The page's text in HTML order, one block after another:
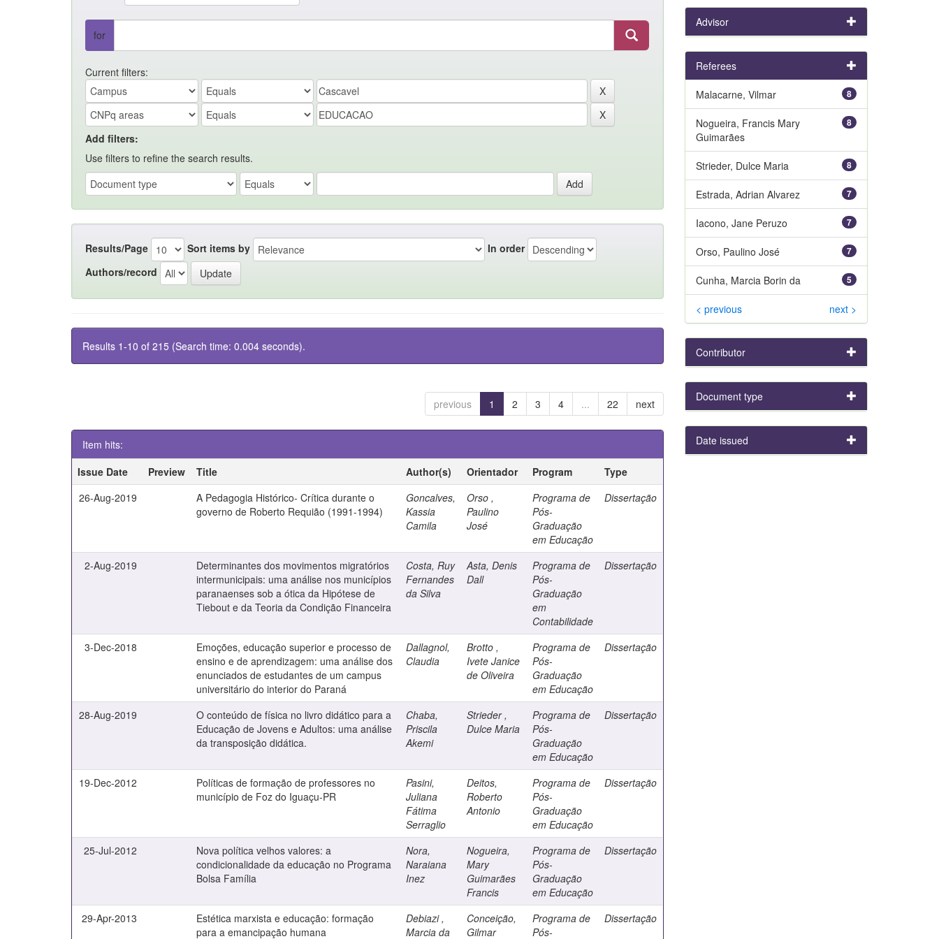
for
Current filters:
Add filters:
Use filters to refine the search results.
Results/Page Sort items by
In order
Authors/record
Results 1-10 of 215 (Search time: 0.004 seconds).
previous 1 2 3 4 ... 22 next
Item hits:
Issue Date
Preview Title Author(s) Orientador Program
Type
26-Aug-2019
A Pedagogia Histórico- Crítica durante o
governo de Roberto Requião (1991-1994)
Goncalves,
Kassia
Camila
Orso ,
Paulino
José
Programa de
Pós-
Graduação
em Educação
Dissertação
2-Aug-2019
Determinantes dos movimentos migratórios
intermunicipais: uma análise nos municípios
paranaenses sob a ótica da Hipótese de
Tiebout e da Teoria da Condição Financeira
Costa, Ruy
Fernandes
da Silva
Asta, Denis
Dall
Programa de
Pós-
Graduação
em
Contabilidade
Dissertação
3-Dec-2018
Emoções, educação superior e processo de
ensino e de aprendizagem: uma análise dos
enunciados de estudantes de um campus
universitário do interior do Paraná
Dallagnol,
Claudia
Brotto ,
Ivete Janice
de Oliveira
Programa de
Pós-
Graduação
em Educação
Dissertação
28-Aug-2019
O conteúdo de física no livro didático para a
Educação de Jovens e Adultos: uma análise
da transposição didática.
Chaba,
Priscila
Akemi
Strieder ,
Dulce Maria
Programa de
Pós-
Graduação
em Educação
Dissertação
19-Dec-2012
Políticas de formação de professores no
município de Foz do Iguaçu-PR
Pasini,
Juliana
Fátima
Serraglio
Deitos,
Roberto
Antonio
Programa de
Pós-
Graduação
em Educação
Dissertação
25-Jul-2012
Nova política velhos valores: a
condicionalidade da educação no Programa
Bolsa Família
Nora,
Naraiana
Inez
Nogueira,
Mary
Guimarães
Francis
Programa de
Pós-
Graduação
em Educação
Dissertação
29-Apr-2013
Estética marxista e educação: formação
para a emancipação humana
Debiazi ,
Marcia da
Conceição,
Gilmar
Programa de
Pós-
Dissertação
Advisor
Referees
8
Malacarne, Vilmar
8
Nogueira, Francis Mary
Guimarães
8
Strieder, Dulce Maria
7
Estrada, Adrian Alvarez
7
Iacono, Jane Peruzo
7
Orso, Paulino José
5
Cunha, Marcia Borin da
< previous next >
Contributor
Document type
Date issued